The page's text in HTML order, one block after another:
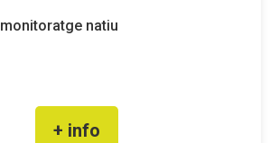
monitoratge natiu
+ info